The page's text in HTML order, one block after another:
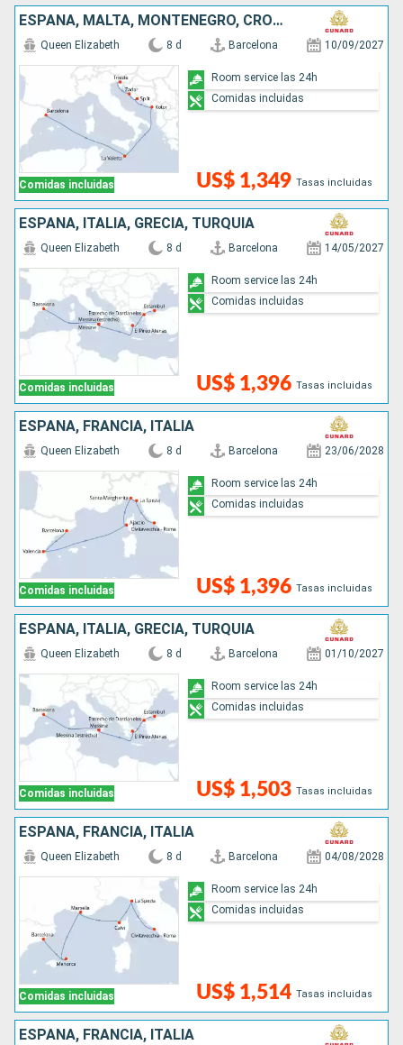
ESPAÑA, MALTA, MONTENEGRO, CROACIA, ITALIA
Comidas incluidas
Queen Elizabeth 8 d Barcelona 10/09/2027
US$ 1,349 Tasas incluidas
Room service las 24h
Comidas incluidas
ESPAÑA, ITALIA, GRECIA, TURQUÍA
Comidas incluidas
Queen Elizabeth 8 d Barcelona 14/05/2027
US$ 1,396 Tasas incluidas
Room service las 24h
Comidas incluidas
ESPAÑA, FRANCIA, ITALIA
Comidas incluidas
Queen Elizabeth 8 d Barcelona 23/06/2028
US$ 1,396 Tasas incluidas
Room service las 24h
Comidas incluidas
ESPAÑA, ITALIA, GRECIA, TURQUÍA
Comidas incluidas
Queen Elizabeth 8 d Barcelona 01/10/2027
US$ 1,503 Tasas incluidas
Room service las 24h
Comidas incluidas
ESPAÑA, FRANCIA, ITALIA
Comidas incluidas
Queen Elizabeth 8 d Barcelona 04/08/2028
US$ 1,514 Tasas incluidas
Room service las 24h
Comidas incluidas
ESPAÑA, FRANCIA, ITALIA